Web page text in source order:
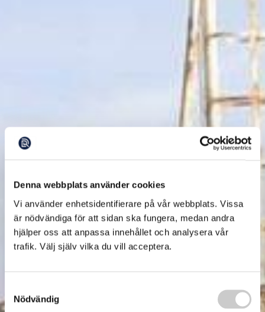
Denna webbplats använder cookies
Vi använder enhetsidentifierare på vår webbplats. Vissa
är nödvändiga för att sidan ska fungera, medan andra
hjälper oss att anpassa innehållet och analysera vår
trafik. Välj själv vilka du vill acceptera.
Nödvändig